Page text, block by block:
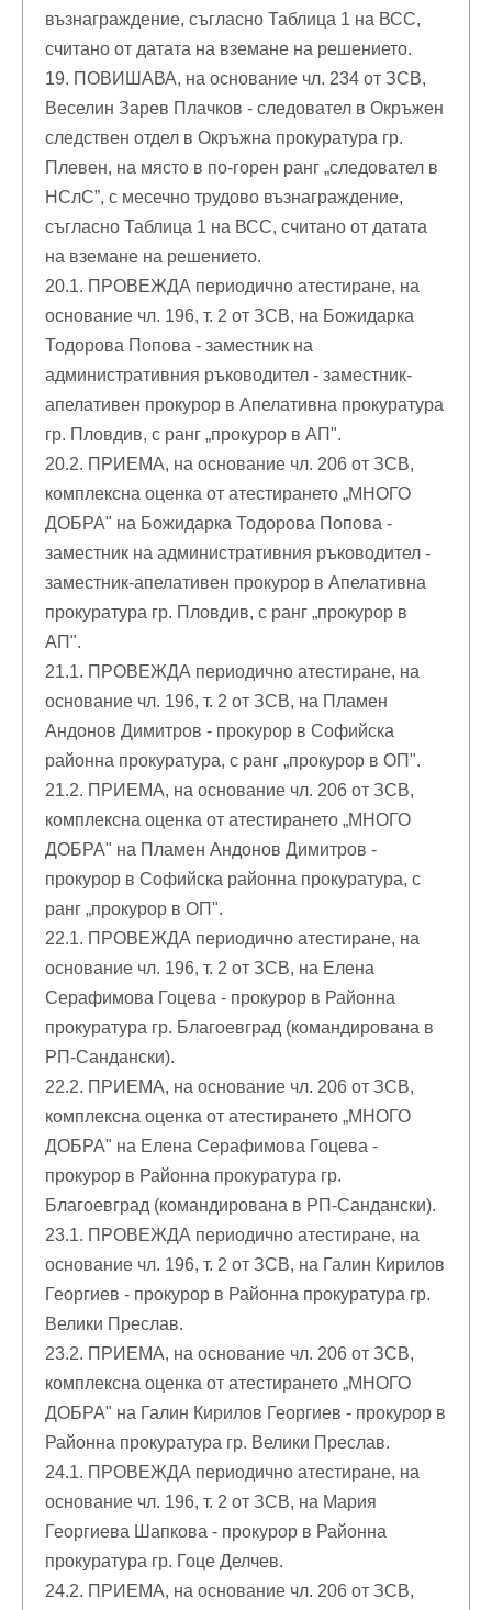
възнаграждение, съгласно Таблица 1 на ВСС,
считано от датата на вземане на решението.
19. ПОВИШАВА, на основание чл. 234 от ЗСВ,
Веселин Зарев Плачков - следовател в Окръжен
следствен отдел в Окръжна прокуратура гр.
Плевен, на място в по-горен ранг „следовател в
НСлС”, с месечно трудово възнаграждение,
съгласно Таблица 1 на ВСС, считано от датата
на вземане на решението.
20.1. ПРОВЕЖДА периодично атестиране, на
основание чл. 196, т. 2 от ЗСВ, на Божидарка
Тодорова Попова - заместник на
административния ръководител - заместник-
апелативен прокурор в Апелативна прокуратура
гр. Пловдив, с ранг „прокурор в АП".
20.2. ПРИЕМА, на основание чл. 206 от ЗСВ,
комплексна оценка от атестирането „МНОГО
ДОБРА" на Божидарка Тодорова Попова -
заместник на административния ръководител -
заместник-апелативен прокурор в Апелативна
прокуратура гр. Пловдив, с ранг „прокурор в
АП".
21.1. ПРОВЕЖДА периодично атестиране, на
основание чл. 196, т. 2 от ЗСВ, на Пламен
Андонов Димитров - прокурор в Софийска
районна прокуратура, с ранг „прокурор в ОП".
21.2. ПРИЕМА, на основание чл. 206 от ЗСВ,
комплексна оценка от атестирането „МНОГО
ДОБРА" на Пламен Андонов Димитров -
прокурор в Софийска районна прокуратура, с
ранг „прокурор в ОП".
22.1. ПРОВЕЖДА периодично атестиране, на
основание чл. 196, т. 2 от ЗСВ, на Елена
Серафимова Гоцева - прокурор в Районна
прокуратура гр. Благоевград (командирована в
РП-Сандански).
22.2. ПРИЕМА, на основание чл. 206 от ЗСВ,
комплексна оценка от атестирането „МНОГО
ДОБРА" на Елена Серафимова Гоцева -
прокурор в Районна прокуратура гр.
Благоевград (командирована в РП-Сандански).
23.1. ПРОВЕЖДА периодично атестиране, на
основание чл. 196, т. 2 от ЗСВ, на Галин Кирилов
Георгиев - прокурор в Районна прокуратура гр.
Велики Преслав.
23.2. ПРИЕМА, на основание чл. 206 от ЗСВ,
комплексна оценка от атестирането „МНОГО
ДОБРА" на Галин Кирилов Георгиев - прокурор в
Районна прокуратура гр. Велики Преслав.
24.1. ПРОВЕЖДА периодично атестиране, на
основание чл. 196, т. 2 от ЗСВ, на Мария
Георгиева Шапкова - прокурор в Районна
прокуратура гр. Гоце Делчев.
24.2. ПРИЕМА, на основание чл. 206 от ЗСВ,